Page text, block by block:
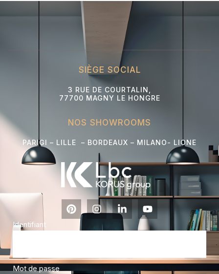
SIÈGE SOCIAL
3 RUE DE COURTALIN,
77700 MAGNY LE HONGRE
NOS SHOWROOMS
PARIGI – LILLE – BORDEAUX – MILANO- LIONE
Identifiant
Mot de passe